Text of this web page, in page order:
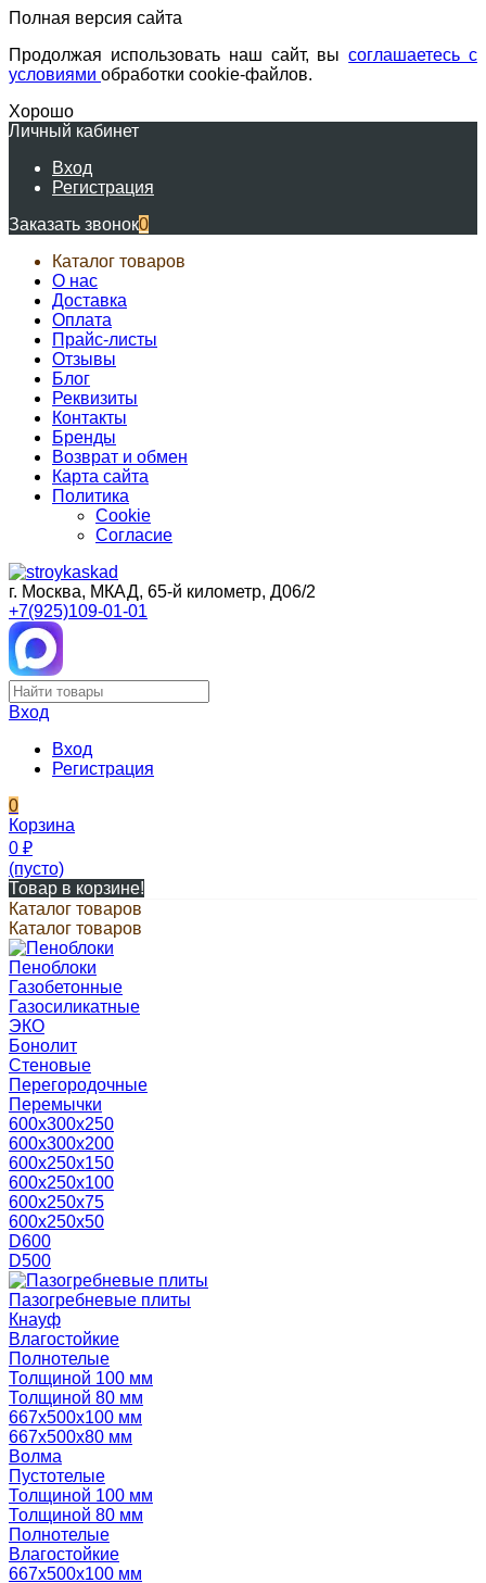
Полная версия сайта
Продолжая использовать наш сайт, высоглашаетесь с
условиями обработки cookie-файлов.
Хорошо
Личный кабинет
Вход
Регистрация
Заказать звонок0
Каталог товаров
О нас
Доставка
Оплата
Прайс-листы
Отзывы
Блог
Реквизиты
Контакты
Бренды
Возврат и обмен
Карта сайта
Политика
Cookie
Согласие
г. Москва, МКАД, 65-й километр, Д06/2
+7(925)109-01-01
Вход
Вход
Регистрация
0
Корзина
0 ₽
(пусто)
Товар в корзине!
Каталог товаров
Каталог товаров
Пеноблоки
Газобетонные
Газосиликатные
ЭКО
Бонолит
Стеновые
Перегородочные
Перемычки
600х300х250
600х300х200
600х250х150
600х250х100
600х250х75
600х250х50
D600
D500
Пазогребневые плиты
Кнауф
Влагостойкие
Полнотелые
Толщиной 100 мм
Толщиной 80 мм
667х500х100 мм
667х500х80 мм
Волма
Пустотелые
Толщиной 100 мм
Толщиной 80 мм
Полнотелые
Влагостойкие
667х500х100 мм